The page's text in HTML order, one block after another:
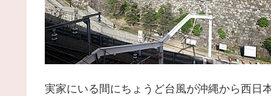
実家にいる間にちょうど台風が沖縄から西日